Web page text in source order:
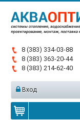
8 (383) 334-03-88
8 (383) 363-20-44
8 (383) 214-62-40
Вход